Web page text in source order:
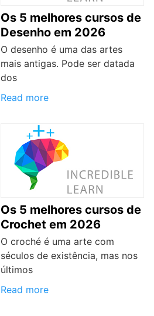
Os 5 melhores cursos de
Desenho em 2026
O desenho é uma das artes
mais antigas. Pode ser datada
dos
Read more
Os 5 melhores cursos de
Crochet em 2026
O croché é uma arte com
séculos de existência, mas nos
últimos
Read more